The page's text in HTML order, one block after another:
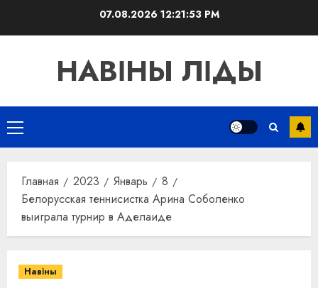
07.08.2026 12:21:54 PM
НАВІНЫ ЛІДЫ
Основное
меню
Главная 2023 Январь
8
Белорусская теннисистка Арина Соболенко
выиграла турнир в Аделаиде
Навіны